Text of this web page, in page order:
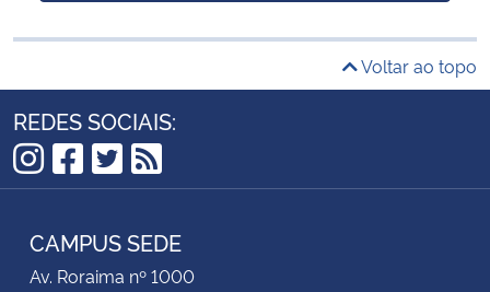
Voltar ao topo
REDES SOCIAIS:
Instagram
Facebook
Twitter
RSS
CAMPUS SEDE
Av. Roraima nº 1000